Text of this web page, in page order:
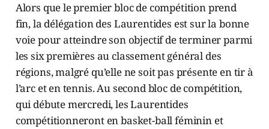
Alors que le premier bloc de compétition prend
fin, la délégation des Laurentides est sur la bonne
voie pour atteindre son objectif de terminer parmi
les six premières au classement général des
régions, malgré qu’elle ne soit pas présente en tir à
l’arc et en tennis. Au second bloc de compétition,
qui débute mercredi, les Laurentides
compétitionneront en basket-ball féminin et